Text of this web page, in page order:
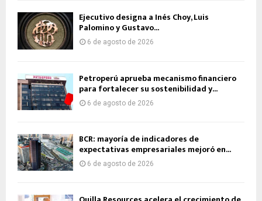
Ejecutivo designa a Inés Choy, Luis
Palomino y Gustavo...
6 de agosto de 2026
Petroperú aprueba mecanismo financiero
para fortalecer su sostenibilidad y...
6 de agosto de 2026
BCR: mayoría de indicadores de
expectativas empresariales mejoró en...
6 de agosto de 2026